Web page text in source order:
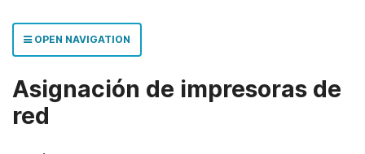
OPEN NAVIGATION
Asignación de impresoras de
red